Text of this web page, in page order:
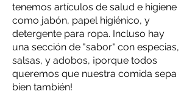
tenemos artículos de salud e higiene
como jabón, papel higiénico, y
detergente para ropa. Incluso hay
una sección de "sabor" con especias,
salsas, y adobos, ¡porque todos
queremos que nuestra comida sepa
bien también!